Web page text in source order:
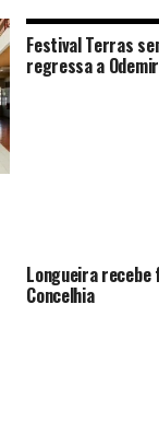
Festival Terras
regressa a
Longueira recebe
Concelhia